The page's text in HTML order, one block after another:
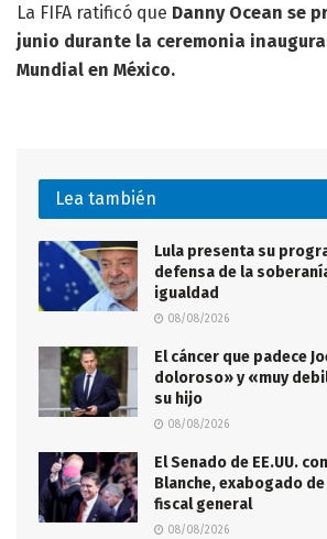
La FIFA ratificó que Danny Ocean se
junio durante la ceremonia
Mundial en México.
Lea también
Lula presenta su
defensa de la
igualdad
08/08/2026
El cáncer que padece
doloroso» y «muy
su hijo
08/08/2026
El Senado de EE.UU.
Blanche, exabogado
fiscal general
08/08/2026